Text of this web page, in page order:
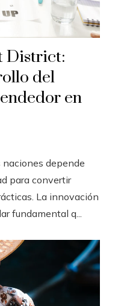
District:
del
en
naciones depende
para convertir
La innovación
fundamental q...